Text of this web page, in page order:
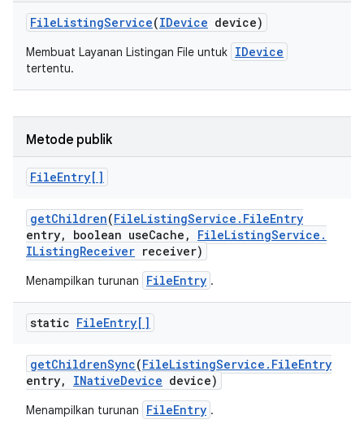
FileListingService(IDevice device)
Membuat Layanan Listingan File untuk IDevice
tertentu.
Metode publik
FileEntry[]
getChildren(FileListingService . FileEntry
entry, boolean useCache , FileListingService .
IListingReceiver receiver)
Menampilkan turunan FileEntry .
static FileEntry[]
getChildrenSync(FileListingService . FileEntry
entry, INativeDevice device)
Menampilkan turunan FileEntry .